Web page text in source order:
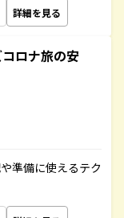
詳細を見る
ロナ旅の安
準備に使えるテク